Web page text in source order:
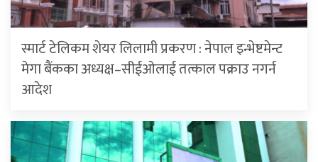
स्मार्ट टेलिकम शेयर लिलामी प्रकरण : नेपाल इन्भेष्टमेन्ट
मेगा बैंकका अध्यक्ष–सीईओलाई तत्काल पक्राउ नगर्न
आदेश